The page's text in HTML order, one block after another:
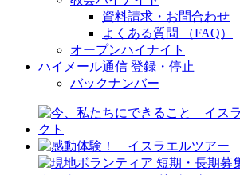
資料請求・お問合わせ
よくある質問 （FAQ）
オープンハイナイト
ハイメール通信 登録・停止
バックナンバー